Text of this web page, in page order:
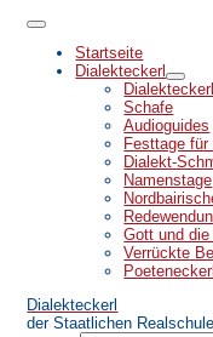
Startseite
Dialekteckerl
Schafe
Audioguides
Festtage für
Dialekt-
Namenstage
Gott und
Verrückte
Poeteneckerl
Dialekteckerl
der Staatlichen